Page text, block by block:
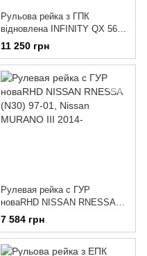
Рульова рейка з ГПК
відновлена INFINITY QX 56
04-NISSA PATHFINDER (R51)
05 NISSAN Armada 03- IN202R
11 250 грн
Рулевая рейка с ГУР
новаRHD NISSAN RNESSA
(N30) 97-01
7 584 грн